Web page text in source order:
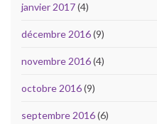
janvier 2017(4)
décembre 2016(9)
novembre 2016(4)
octobre 2016(9)
septembre 2016(6)